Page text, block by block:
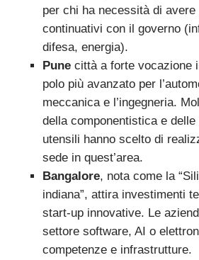
per chi ha necessità di avere
continuativi con il governo
difesa, energia).
Punecittà a forte vocazione
polo più avanzato per
meccanica e l’ingegneria.
della componentistica e delle
utensili hanno scelto di
sede in quest’area.
Bangalore, nota come la
indiana”, attira investimenti
start-up innovative. Le
settore software, AI o
competenze e infrastrutture.